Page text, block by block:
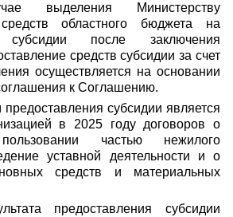
выделения Министерству
областного бюджета на
субсидии после заключения
средств субсидии за счет
осуществляется на основании
к Соглашению.
предоставления субсидии является
в 2025 году договоров о
частью нежилого
уставной деятельности и о
средств и материальных
предоставления субсидии